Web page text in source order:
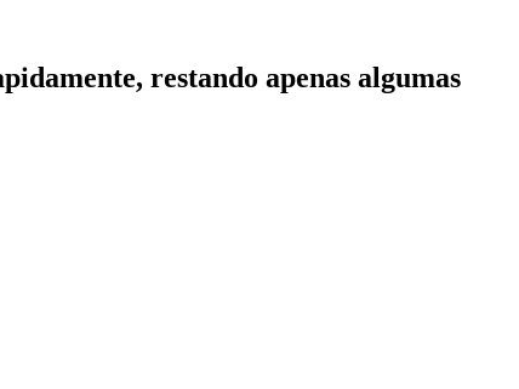
restando apenas algumas